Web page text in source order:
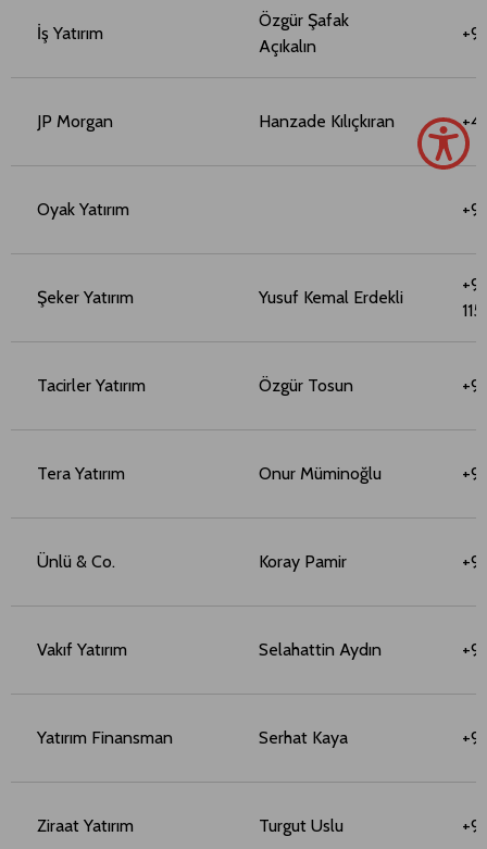
İş Yatırım
JP Morgan
Oyak Yatırım
Şeker Yatırım
Tacirler Yatırım
Tera Yatırım
Ünlü & Co.
Vakıf Yatırım
Yatırım Finansman
Ziraat Yatırım
Özgür Şafak
Açıkalın
Hanzade Kılıçkıran
Yusuf Kemal Erdekli
Özgür Tosun
Onur Müminoğlu
Koray Pamir
Selahattin Aydın
Serhat Kaya
Turgut Uslu
115